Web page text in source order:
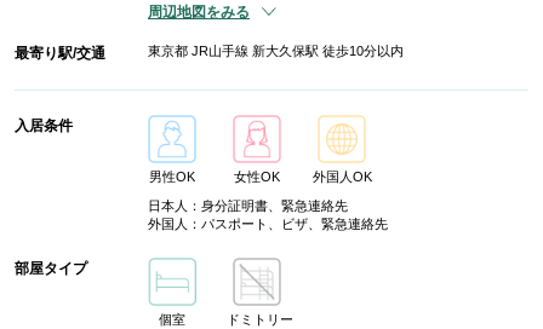
周辺地図をみる
最寄り駅/交通 東京都 JR山手線 新大久保駅 徒歩10分以内
入居条件
男性OK 女性OK
外国人OK
日本人：身分証明書、緊急連絡先
外国人：パスポート、ビザ、緊急連絡先
部屋タイプ
個室 ドミトリー